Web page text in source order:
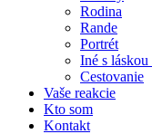
Rodina
Rande
Portrét
Iné s láskou
Cestovanie
Vaše reakcie
Kto som
Kontakt